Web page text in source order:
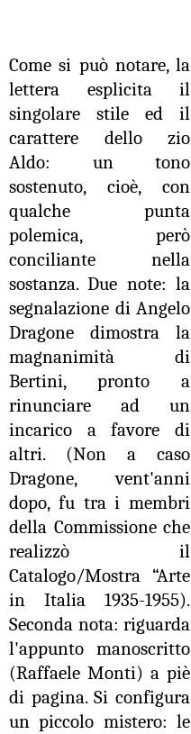
Come si può notare, la
lettera esplicita il
singolare stile ed il
carattere dello zio
Aldo: un tono
sostenuto, cioè, con
qualche punta
polemica, però
conciliante nella
sostanza. Due note: la
segnalazione di Angelo
Dragone dimostra la
magnanimità di
Bertini, pronto a
rinunciare ad un
incarico a favore di
altri. (Non a caso
Dragone, vent'anni
dopo, fu tra i membri
della Commissione che
realizzò il
Catalogo/Mostra “Arte
in Italia 1935-1955).
Seconda nota: riguarda
l'appunto manoscritto
(Raffaele Monti) a piè
di pagina. Si configura
un piccolo mistero: le